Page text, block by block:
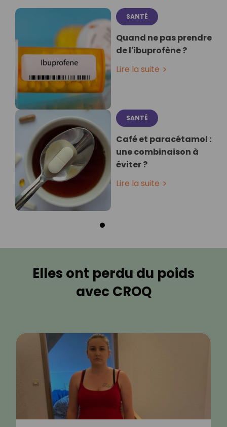
SANTÉ
Quand ne pas prendre
de l'ibuprofène ?
Lire la suite
SANTÉ
Café et paracétamol :
une combinaison à
éviter ?
Lire la suite
Elles ont perdu du poids
avec CROQ